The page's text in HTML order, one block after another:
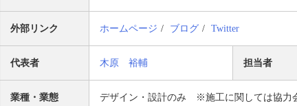
外部リンク ホームページ ブログ Twitter
代表者 木原 裕輔 担当者
業種・業態 デザイン・設計のみ ※施工に関しては協力